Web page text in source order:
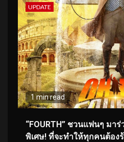
UPDATE
1 min read
“FOURTH” ชวนแฟนๆ มา
พิเศษ! ที่จะทำให้ทุกคนต้องร้